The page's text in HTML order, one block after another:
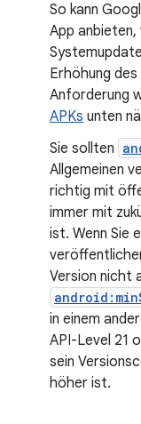
So kann
App
Erhöhung
Anforderung
APKs unten
Sie sollten
Allgemeinen
richtig mit
immer mit
ist. Wenn Sie
Version nicht
in einem
API-Level 21
sein
höher ist.